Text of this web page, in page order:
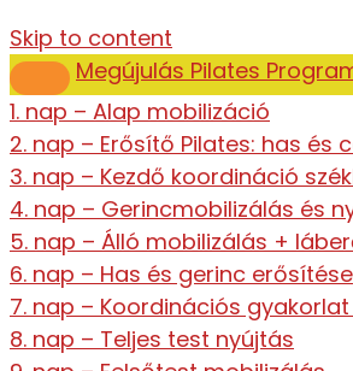
Skip to content
Megújulás Pilates
1. nap – Alap mobilizáció
2. nap – Erősítő Pilates: has és
3. nap – Kezdő koordináció
4. nap – Gerincmobilizálás és
5. nap – Álló mobilizálás +
6. nap – Has és gerinc erősítése
7. nap – Koordinációs
8. nap – Teljes test nyújtás